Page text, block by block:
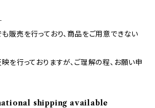
販売を行っており、商品をご用意できない
を行っておりますが、ご理解の程、お願い申
shipping available